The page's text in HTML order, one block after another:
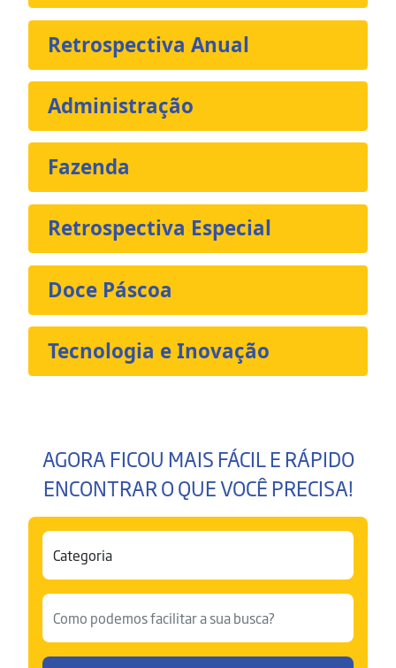
Retrospectiva Anual
Administração
Fazenda
Retrospectiva Especial
Doce Páscoa
Tecnologia e Inovação
AGORA FICOU MAIS FÁCIL E RÁPIDO
ENCONTRAR O QUE VOCÊ PRECISA!